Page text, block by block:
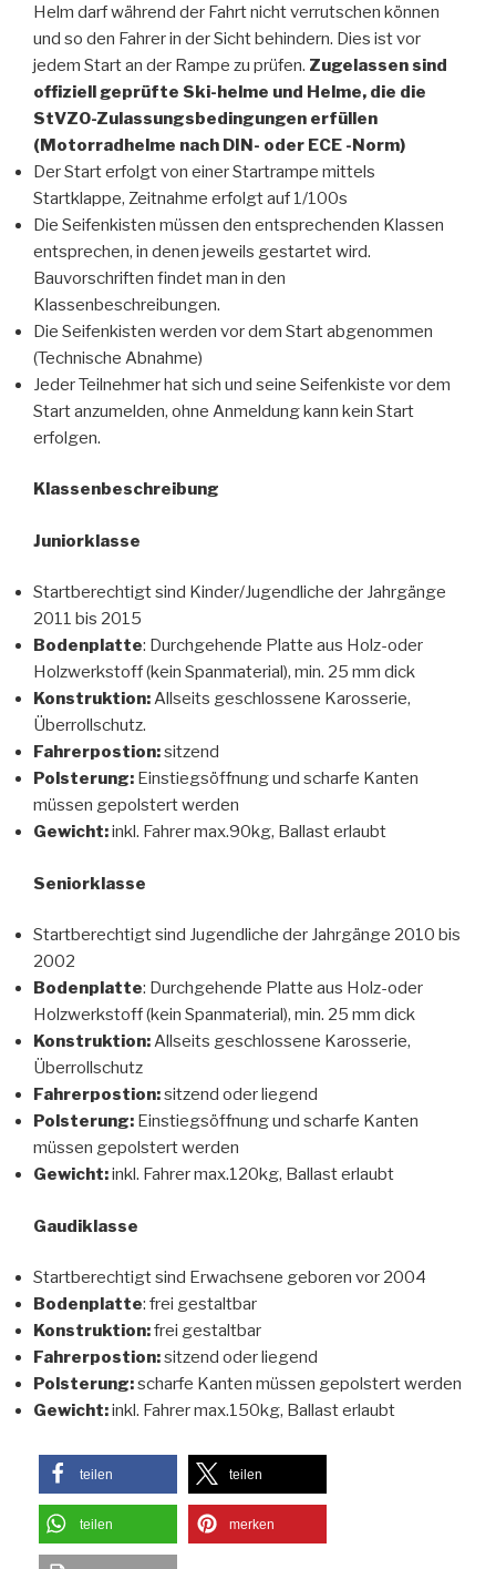
Helm darf während der Fahrt nicht verrutschen können
und so den Fahrer in der Sicht behindern. Dies ist vor
jedem Start an der Rampe zu prüfen. Zugelassen sind
offiziell geprüfte Ski-helme und Helme, die die
StVZO-Zulassungsbedingungen erfüllen
(Motorradhelme nach DIN- oder ECE -Norm)
Der Start erfolgt von einer Startrampe mittels
Startklappe, Zeitnahme erfolgt auf 1/100s
Die Seifenkisten müssen den entsprechenden Klassen
entsprechen, in denen jeweils gestartet wird.
Bauvorschriften findet man in den
Klassenbeschreibungen.
Die Seifenkisten werden vor dem Start abgenommen
(Technische Abnahme)
Jeder Teilnehmer hat sich und seine Seifenkiste vor dem
Start anzumelden, ohne Anmeldung kann kein Start
erfolgen.
Klassenbeschreibung
Juniorklasse
Startberechtigt sind Kinder/Jugendliche der Jahrgänge
2011 bis 2015
Bodenplatte: Durchgehende Platte aus Holz-oder
Holzwerkstoff (kein Spanmaterial), min. 25 mm dick
Konstruktion:Allseits geschlossene Karosserie,
Überrollschutz.
Fahrerpostion:sitzend
Polsterung: Einstiegsöffnung und scharfe Kanten
müssen gepolstert werden
Gewicht:inkl. Fahrer max.90kg, Ballast erlaubt
Seniorklasse
Startberechtigt sind Jugendliche der Jahrgänge 2010 bis
2002
Bodenplatte: Durchgehende Platte aus Holz-oder
Holzwerkstoff (kein Spanmaterial), min. 25 mm dick
Konstruktion:Allseits geschlossene Karosserie,
Überrollschutz
Fahrerpostion:sitzend oder liegend
Polsterung: Einstiegsöffnung und scharfe Kanten
müssen gepolstert werden
Gewicht:inkl. Fahrer max.120kg, Ballast erlaubt
Gaudiklasse
Startberechtigt sind Erwachsene geboren vor 2004
Bodenplatte: frei gestaltbar
Konstruktion:frei gestaltbar
Fahrerpostion:sitzend oder liegend
Polsterung:scharfe Kanten müssen gepolstert werden
Gewicht:inkl. Fahrer max.150kg, Ballast erlaubt
teilen teilen
teilen merken